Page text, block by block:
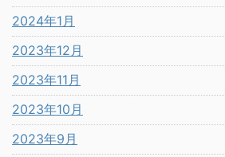
2024年1月
2023年12月
2023年11月
2023年10月
2023年9月